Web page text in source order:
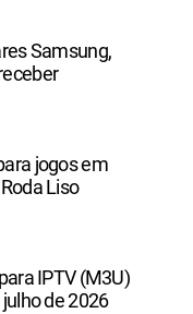
Samsung,
jogos em
Liso
IPTV (M3U)
de 2026